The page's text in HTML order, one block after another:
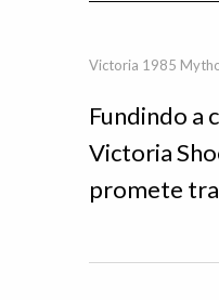
Victoria 1985
Fundindo a
Victoria
promete